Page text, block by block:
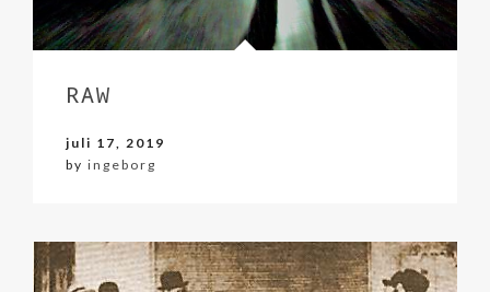
RAW
juli 17, 2019
by ingeborg